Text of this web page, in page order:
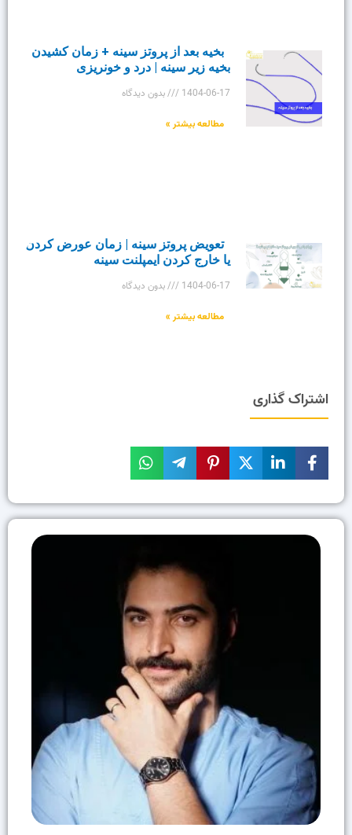
بخیه بعد از پروتز سینه + زمان کشیدن
بخیه زیر سینه | درد و خونریزی
1404-06-17
بدون دیدگاه
مطالعه بیشتر »
تعویض پروتز سینه | زمان عورض کردن
یا خارج کردن ایمپلنت سینه
1404-06-17
بدون دیدگاه
مطالعه بیشتر »
اشتراک گذاری